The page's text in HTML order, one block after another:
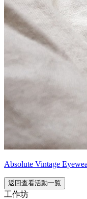
Absolute Vintage
返回查看活動一覧
工作坊